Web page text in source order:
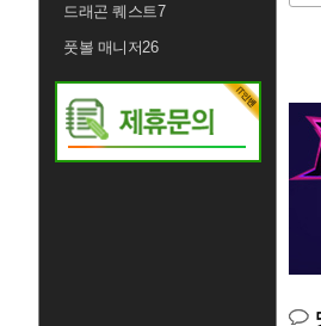
드래곤 퀘스트7
풋볼 매니저26